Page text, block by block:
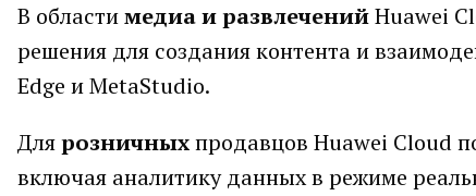
В областимедиа и развлеченийHuawei
решения для создания контента и
Edge и MetaStudio.
Длярозничныхпродавцов Huawei Cloud
включая аналитику данных в режиме